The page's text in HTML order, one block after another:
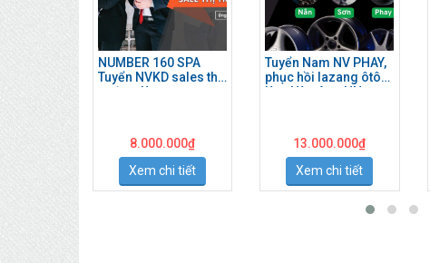
NUMBER 160 SPA
Tuyển NVKD sales thị
trường làm ngay
8.000.000₫
Xem chi tiết
Tuyển Nam NV PHAY,
phục hồi lazang ôtô
làm Hà Đông HN
13.000.000₫
Xem chi tiết